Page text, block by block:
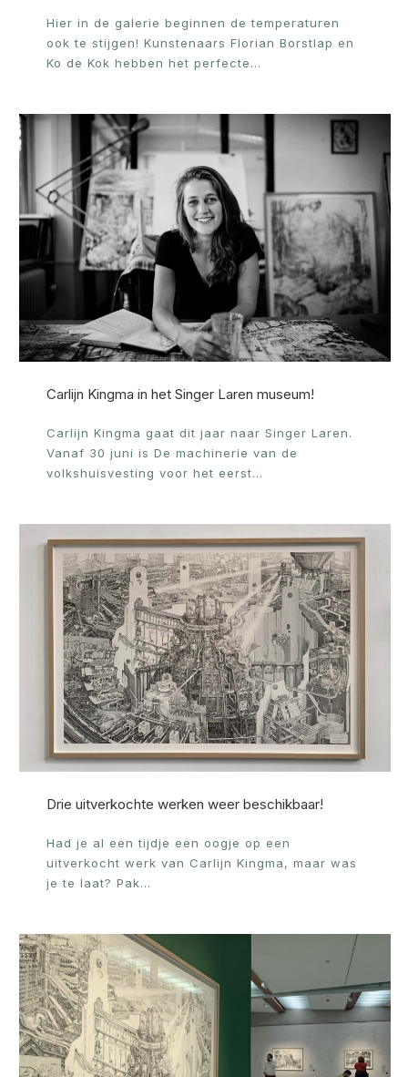
Hier in de galerie beginnen de temperaturen
ook te stijgen! Kunstenaars Florian Borstlap en
Ko de Kok hebben het perfecte…
Carlijn Kingma in het Singer Laren museum!
Carlijn Kingma gaat dit jaar naar Singer Laren.
Vanaf 30 juni is De machinerie van de
volkshuisvesting voor het eerst…
Drie uitverkochte werken weer beschikbaar!
Had je al een tijdje een oogje op een
uitverkocht werk van Carlijn Kingma, maar was
je te laat? Pak…